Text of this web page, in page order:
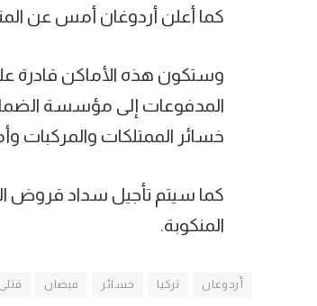
كما أعلن أردوغان أمس عن
وستكون هذه الأماكن قادرة
المدفوعات إلى مؤسسة الضمان
خسائر الممتلكات والمركبات
كما سيتم تأجيل سداد قروض
المنكوبة.
أردوغان تركيا خسائر فيضان قتلى